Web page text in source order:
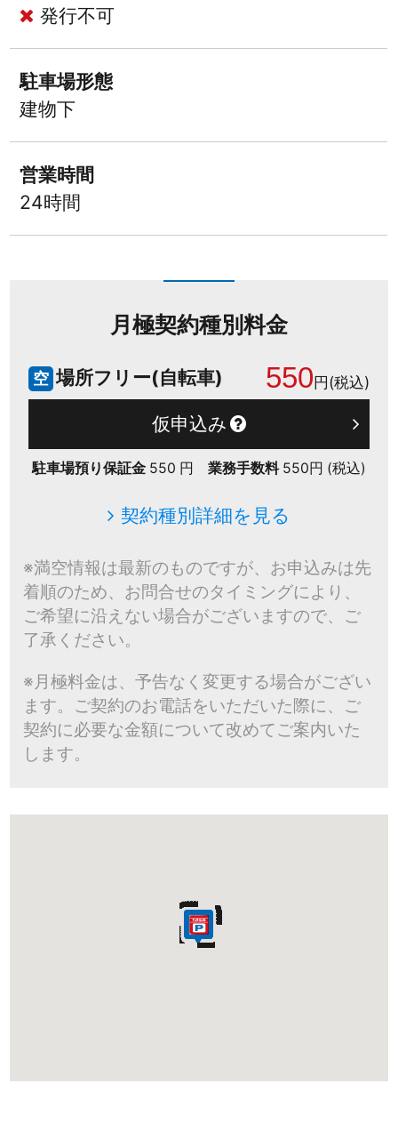
発行不可
駐車場形態
建物下
営業時間
24時間
月極契約種別料金
空 場所フリー(自転車) 550円(税込)
仮申込み
駐車場預り保証金 550 円 業務手数料 550円 (税込)
契約種別詳細を見る
※満空情報は最新のものですが、お申込みは先
着順のため、お問合せのタイミングにより、
ご希望に沿えない場合がございますので、ご
了承ください。
※月極料金は、予告なく変更する場合がござい
ます。ご契約のお電話をいただいた際に、ご
契約に必要な金額について改めてご案内いた
します。